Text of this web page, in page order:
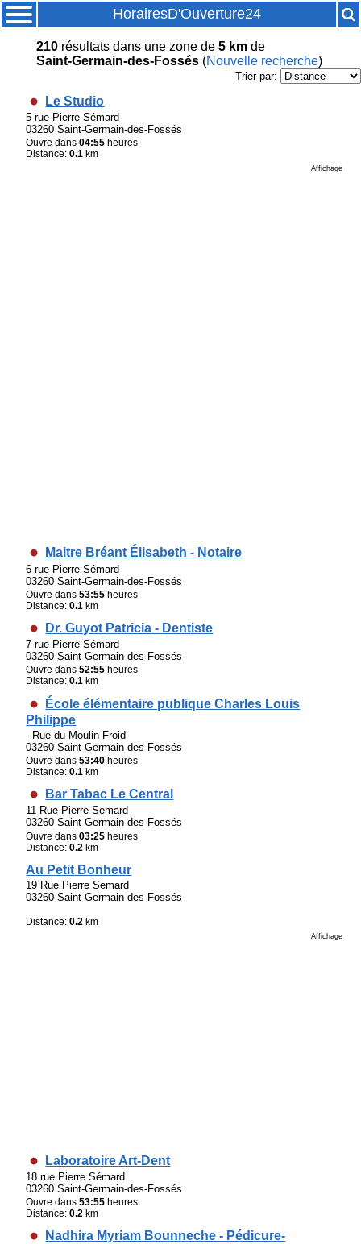
HorairesD'Ouverture24
210résultatsdans une zone de 5 kmde
Saint-Germain-des-Fossés(Nouvelle recherche)
Trier par:
Le Studio
5 rue Pierre Sémard
03260 Saint-Germain-des-Fossés
Ouvre dans04:55 heures
Distance:0.1 km
Affichage
Maitre Bréant Élisabeth - Notaire
6 rue Pierre Sémard
03260 Saint-Germain-des-Fossés
Ouvre dans53:55 heures
Distance:0.1 km
Dr. Guyot Patricia - Dentiste
7 rue Pierre Sémard
03260 Saint-Germain-des-Fossés
Ouvre dans52:55 heures
Distance:0.1 km
École élémentaire publique Charles Louis
Philippe
- Rue du Moulin Froid
03260 Saint-Germain-des-Fossés
Ouvre dans53:40 heures
Distance:0.1 km
Bar Tabac Le Central
11 Rue Pierre Semard
03260 Saint-Germain-des-Fossés
Ouvre dans03:25 heures
Distance:0.2 km
Au Petit Bonheur
19 Rue Pierre Semard
03260 Saint-Germain-des-Fossés
Distance:0.2 km
Affichage
Laboratoire Art-Dent
18 rue Pierre Sémard
03260 Saint-Germain-des-Fossés
Ouvre dans53:55 heures
Distance:0.2 km
Nadhira Myriam Bounneche - Pédicure-